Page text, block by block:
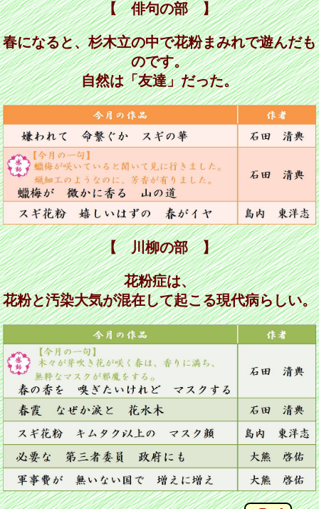
【 俳句の部 】
春になると、杉木立の中で花粉まみれで遊んだも
のです。
自然は「友達」だった。
【 川柳の部 】
花粉症は、
花粉と汚染大気が混在して起こる現代病らしい。